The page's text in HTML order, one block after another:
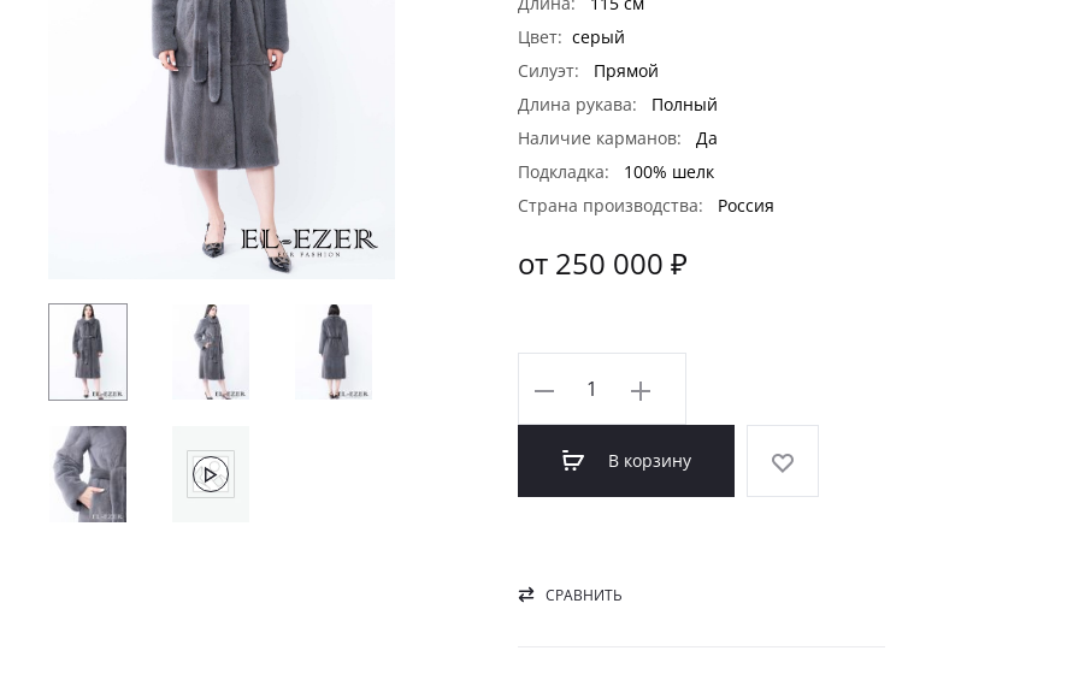
Цвет: серый
Силуэт: Прямой
Длина рукава: Полный
Наличие карманов: Да
Подкладка: 100% шелк
Страна производства: Россия
от 250 000 ₽
Количество
НОРКА
NAFA
В корзину
СРАВНИТЬ